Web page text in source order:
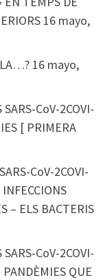
16 mayo,
16 mayo,
CoV-2COVI-
[ PRIMERA
CoV-2COVI-
– ELS BACTERIS
CoV-2COVI-
QUE